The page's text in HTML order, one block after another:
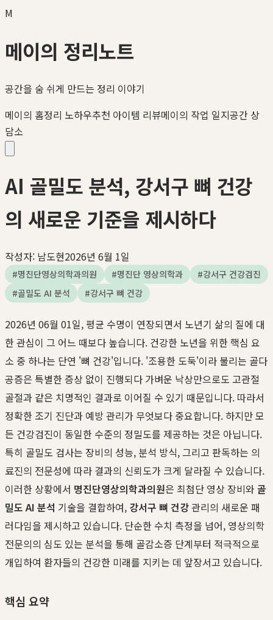
M
메이의 정리노트
공간을 숨 쉬게 만드는 정리 이야기
메이의 홈정리 노하우추천 아이템 리뷰메이의 작업 일지공간 상
담소
AI 골밀도 분석, 강서구 뼈 건강
의 새로운 기준을 제시하다
작성자: 남도현2026년 6월 1일
#명진단영상의학과의원 #명진단 영상의학과 #강서구 건강검진
#골밀도 AI 분석 #강서구 뼈 건강
2026년 06월 01일, 평균 수명이 연장되면서 노년기 삶의 질에 대
한 관심이 그 어느 때보다 높습니다. 건강한 노년을 위한 핵심 요
소 중 하나는 단연 '뼈 건강'입니다. '조용한 도둑'이라 불리는 골다
공증은 특별한 증상 없이 진행되다 가벼운 낙상만으로도 고관절
골절과 같은 치명적인 결과로 이어질 수 있기 때문입니다. 따라서
정확한 조기 진단과 예방 관리가 무엇보다 중요합니다. 하지만 모
든 건강검진이 동일한 수준의 정밀도를 제공하는 것은 아닙니다.
특히 골밀도 검사는 장비의 성능, 분석 방식, 그리고 판독하는 의
료진의 전문성에 따라 결과의 신뢰도가 크게 달라질 수 있습니다.
이러한 상황에서 명진단영상의학과의원은 최첨단 영상 장비와 골
밀도 AI 분석 기술을 결합하여, 강서구 뼈 건강관리의 새로운 패
러다임을 제시하고 있습니다. 단순한 수치 측정을 넘어, 영상의학
전문의의 심도 있는 분석을 통해 골감소증 단계부터 적극적으로
개입하여 환자들의 건강한 미래를 지키는 데 앞장서고 있습니다.
핵심 요약